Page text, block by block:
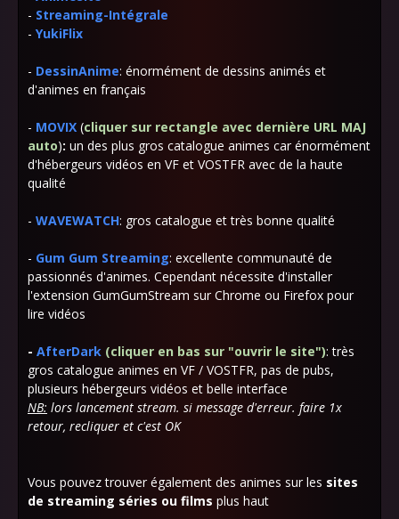
- Streaming-Intégrale
- YukiFlix
- DessinAnime: énormément de dessins animés et
d'animes en français
- MOVIX (cliquer sur rectangle avec dernière URL MAJ
auto): un des plus gros catalogue animes car énormément
d'hébergeurs vidéos en VF et VOSTFR avec de la haute
qualité
- WAVEWATCH: gros catalogue et très bonne qualité
- Gum Gum Streaming: excellente communauté de
passionnés d'animes. Cependant nécessite d'installer
l'extension GumGumStream sur Chrome ou Firefox pour
lire vidéos
- AfterDark (cliquer en bas sur "ouvrir le site"): très
gros catalogue animes en VF / VOSTFR, pas de pubs,
plusieurs hébergeurs vidéos et belle interface
NB: lors lancement stream. si message d'erreur. faire 1x
retour, recliquer et c'est OK
Vous pouvez trouver également des animes sur les sites
de streaming séries ou films plus haut